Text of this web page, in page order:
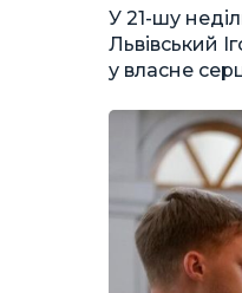
У 21-шу
Львівський
у власне